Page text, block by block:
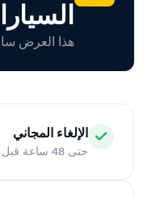
هذا العرض ساري حتى ١١ أغسطس
الإلغاء المجاني
حتى 48 ساعة قبل 48 ساعة من موعد الاستلام المحدد